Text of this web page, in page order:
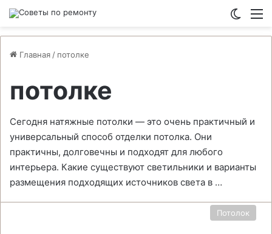
Главная / потолке
потолке
Сегодня натяжные потолки — это очень практичный и
универсальный способ отделки потолка. Они
практичны, долговечны и подходят для любого
интерьера. Какие существуют светильники и варианты
размещения подходящих источников света в …
Потолок